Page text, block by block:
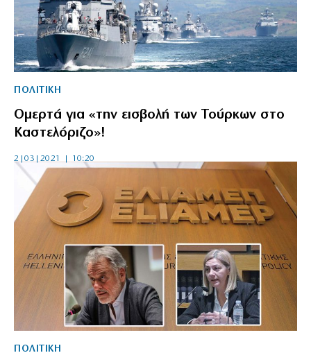
ΠΟΛΙΤΙΚΗ
Ομερτά για «την εισβολή των Τούρκων στο
Καστελόριζο»!
2|03|2021 | 10:20
ΠΟΛΙΤΙΚΗ